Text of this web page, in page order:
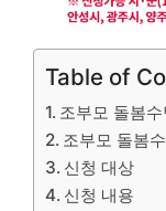
Table of
조부모 돌봄
조부모 돌봄
신청 대상
신청 내용